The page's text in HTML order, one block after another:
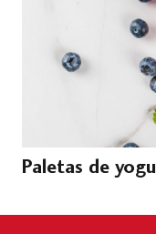
Paletas de